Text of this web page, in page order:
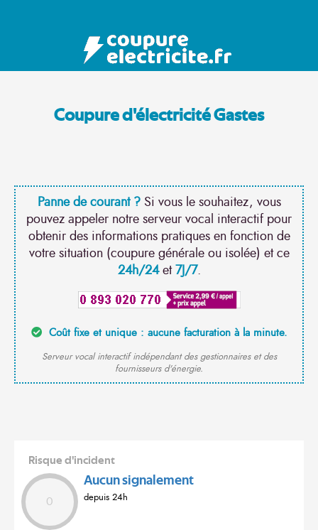
Coupure d'électricité Gastes
Panne de courant ?Si vous le souhaitez, vous
pouvez appeler notre serveur vocal interactif pour
obtenir des informations pratiques en fonction de
votre situation (coupure générale ou isolée) et ce
24h/24et7J/7.
Coût fixe et unique : aucune facturation à la minute.
Serveur vocal interactif indépendant des gestionnaires et des
fournisseurs d'énergie.
Risque d'incident
0
Aucun signalement
depuis 24h